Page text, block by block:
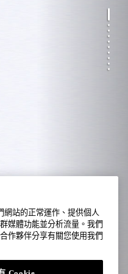
網站的正常運作、提供個人
媒體功能並分析流量。我們
作夥伴分享有關您使用我們